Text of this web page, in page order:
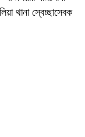
থানা স্বেচ্ছাসেবক